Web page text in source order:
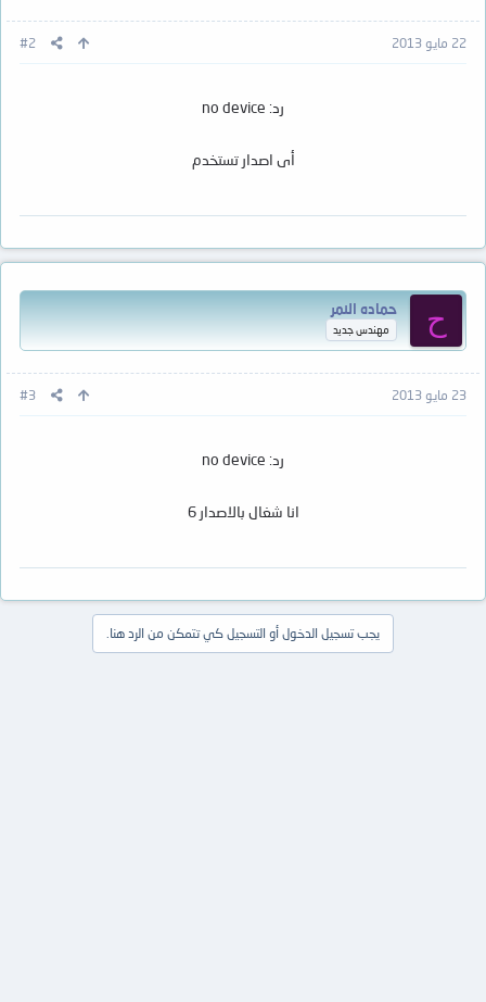
22 مايو 2013 #2
رد: no device
أى اصدار تستخدم
ح حماده النمر
مهندس جديد
23 مايو 2013 #3
رد: no device
انا شغال بالاصدار 6
يجب تسجيل الدخول أو التسجيل كي تتمكن من الرد هنا.